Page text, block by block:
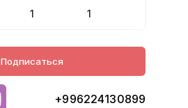
1
1
Подписаться
+996224130899